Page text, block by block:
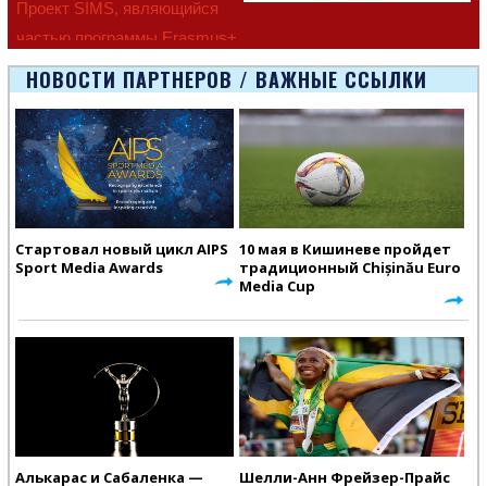
Проект SIMS, являющийся
частью программы Erasmus+
Европейско
НОВОСТИ ПАРТНЕРОВ / ВАЖНЫЕ ССЫЛКИ
Стартовал новый цикл AIPS
Sport Media Awards
10 мая в Кишиневе пройдет
традиционный Chișinău Euro
Media Cup
Алькарас и Сабаленка —
Шелли-Анн Фрейзер-Прайс